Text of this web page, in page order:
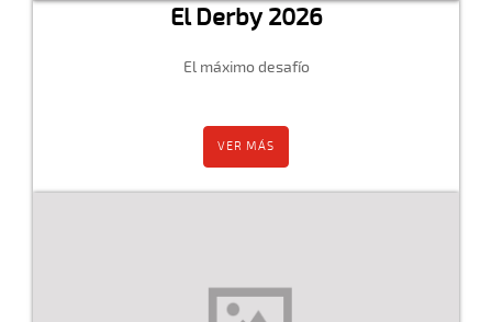
El Derby 2026
El máximo desafío
VER MÁS